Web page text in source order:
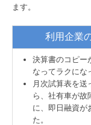
ます。
利用企業
決算書のコピー
なってラクにな
月次試算表を送
ら、社有車が故
に、即日融資が
た。